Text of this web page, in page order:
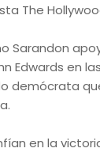
The
Sarandon
Edwards en
demócrata
en la